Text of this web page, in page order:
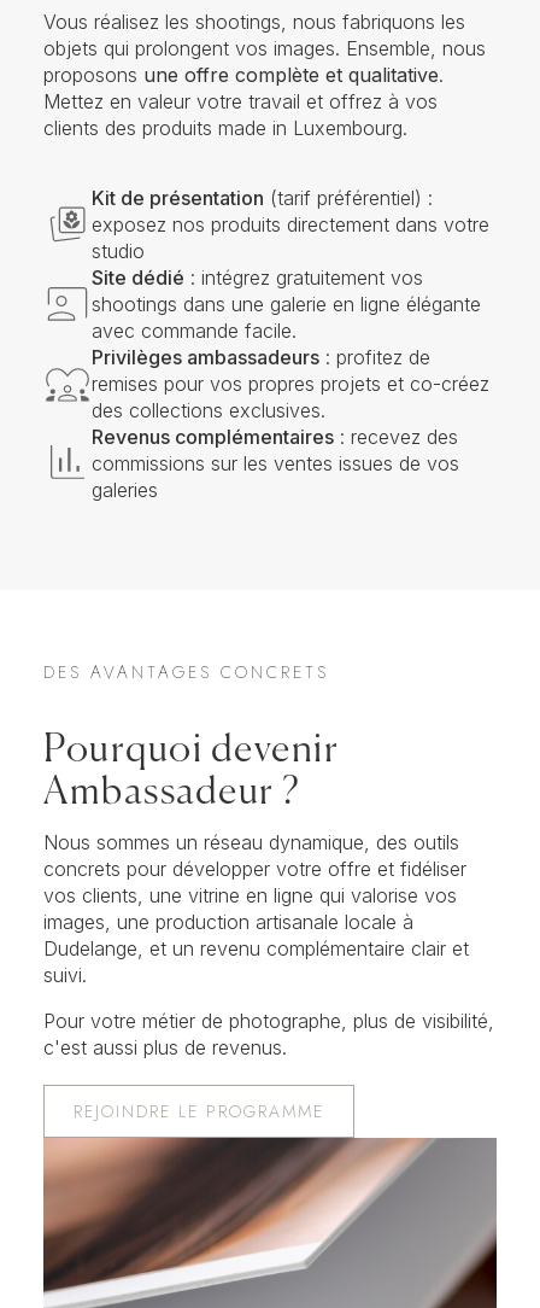
Vous réalisez les shootings, nous fabriquons les
objets qui prolongent vos images. Ensemble, nous
proposons une offre complète et qualitative.
Mettez en valeur votre travail et offrez à vos
clients des produits made in Luxembourg.
Kit de présentation (tarif préférentiel) :
exposez nos produits directement dans votre
studio
Site dédié : intégrez gratuitement vos
shootings dans une galerie en ligne élégante
avec commande facile.
Privilèges ambassadeurs : profitez de
remises pour vos propres projets et co-créez
des collections exclusives.
Revenus complémentaires : recevez des
commissions sur les ventes issues de vos
galeries
DES AVANTAGES CONCRETS
Pourquoi devenir
Ambassadeur ?
Nous sommes un réseau dynamique, des outils
concrets pour développer votre offre et fidéliser
vos clients, une vitrine en ligne qui valorise vos
images, une production artisanale locale à
Dudelange, et un revenu complémentaire clair et
suivi.
Pour votre métier de photographe, plus de visibilité,
c'est aussi plus de revenus.
REJOINDRE LE PROGRAMME